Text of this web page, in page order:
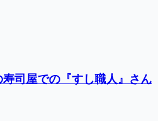
司屋での『すし職人』さん